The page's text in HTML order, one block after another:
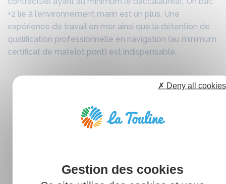
+2 lié à l’environnement marin est un plus. Une
expérience de travail en mer ainsi que la détention de
qualification professionnelle en navigation (au minimum
certificat de matelot pont) est indispensable.
✗ Deny all cookies